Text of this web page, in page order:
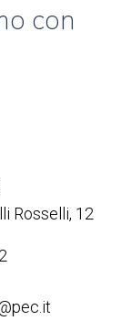
con
Rosselli, 12